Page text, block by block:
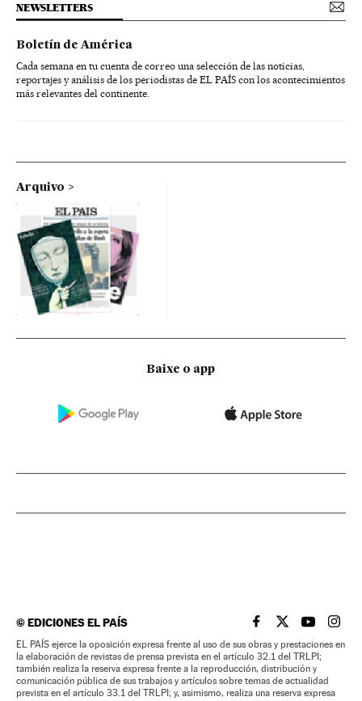
NEWSLETTERS
Boletín de América
Cada semana en tu cuenta de correo una selección de las noticias,
reportajes y análisis de los periodistas de EL PAÍS con los acontecimientos
más relevantes del continente.
Arquivo
Baixe o app
©EDICIONES EL PAÍS EL PAÍS BRASIL EN
EL PAÍSEL PAÍS
EL
EL PAÍS ejerce la oposición expresa frente al uso de sus obras y prestaciones en
la elaboración de revistas de prensa prevista en el artículo 32.1 del TRLPI;
también realiza la reserva expresa frente a la reproducción, distribución y
comunicación pública de sus trabajos y artículos sobre temas de actualidad
prevista en el artículo 33.1 del TRLPI; y, asimismo, realiza una reserva expresa